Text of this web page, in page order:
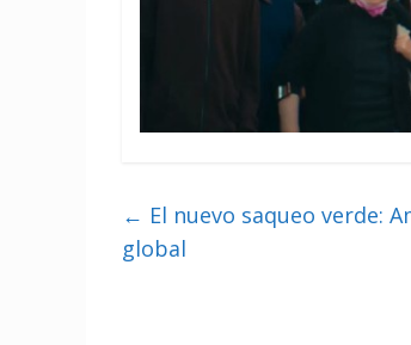
← El nuevo saqueo verde:
global